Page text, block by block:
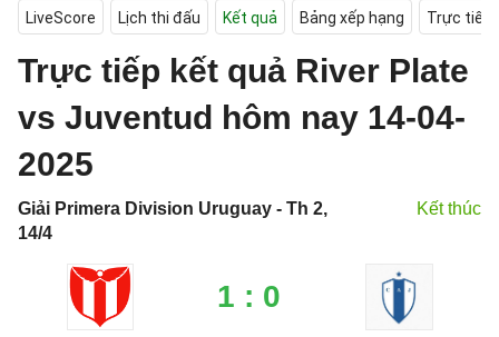
LiveScore Lịch thi đấu Kết quả Bảng xếp hạng Trực tiếp
Trực tiếp kết quả River Plate
vs Juventud hôm nay 14-04-
2025
Giải Primera Division Uruguay - Th 2,
14/4
Kết thúc
1 : 0